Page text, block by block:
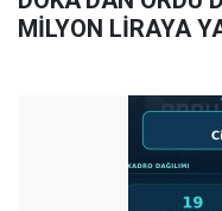
MİLYON LİRAYA